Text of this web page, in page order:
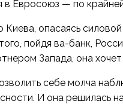
Евросоюз — по
опасаясь
пойдя ва-банк,
Запада, она
себе молча
И она решилась